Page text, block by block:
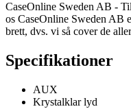
CaseOnline Sweden AB -
os CaseOnline Sweden AB
brett, dvs. vi så cover de
Specifikationer
AUX
Krystalklar lyd